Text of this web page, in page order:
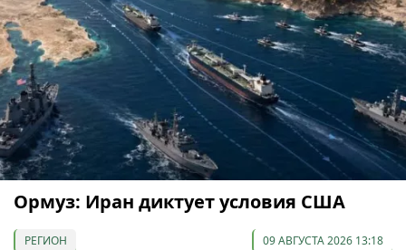
Ормуз: Иран диктует условия США
РЕГИОН 09 АВГУСТА 2026 13:18